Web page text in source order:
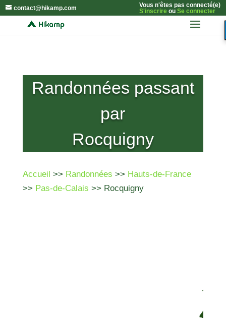
contact@hikamp.com
Vous n'êtes pas connecté(e)
S'inscrireou Se connecter
Randonnées passant
par
Rocquigny
Accueil >> Randonnées >> Hauts-de-France
>> Pas-de-Calais >> Rocquigny